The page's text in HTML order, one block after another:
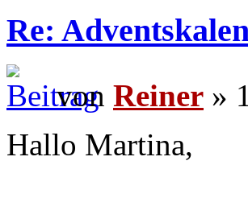
Re:
von Reiner »
Hallo Martina,